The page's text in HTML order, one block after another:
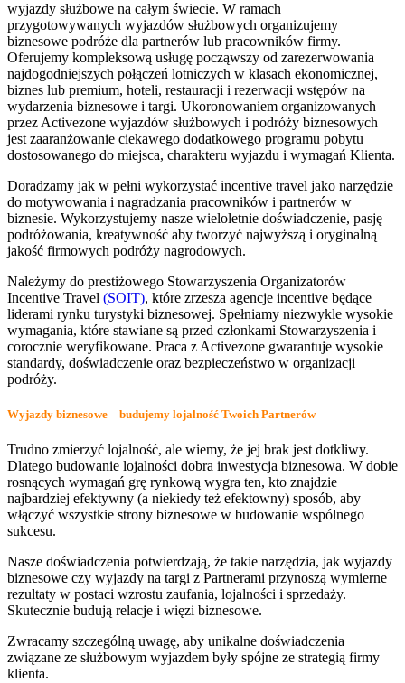
wyjazdy służbowe na całym świecie. W ramach
przygotowywanych wyjazdów służbowych organizujemy
biznesowe podróże dla partnerów lub pracowników firmy.
Oferujemy kompleksową usługę począwszy od zarezerwowania
najdogodniejszych połączeń lotniczych w klasach ekonomicznej,
biznes lub premium, hoteli, restauracji i rezerwacji wstępów na
wydarzenia biznesowe i targi. Ukoronowaniem organizowanych
przez Activezone wyjazdów służbowych i podróży biznesowych
jest zaaranżowanie ciekawego dodatkowego programu pobytu
dostosowanego do miejsca, charakteru wyjazdu i wymagań Klienta.
Doradzamy jak w pełni wykorzystać incentive travel jako narzędzie
do motywowania i nagradzania pracowników i partnerów w
biznesie. Wykorzystujemy nasze wieloletnie doświadczenie, pasję
podróżowania, kreatywność aby tworzyć najwyższą i oryginalną
jakość firmowych podróży nagrodowych.
Należymy do prestiżowego Stowarzyszenia Organizatorów
Incentive Travel (SOIT), które zrzesza agencje incentive będące
liderami rynku turystyki biznesowej. Spełniamy niezwykle wysokie
wymagania, które stawiane są przed członkami Stowarzyszenia i
corocznie weryfikowane. Praca z Activezone gwarantuje wysokie
standardy, doświadczenie oraz bezpieczeństwo w organizacji
podróży.
Wyjazdy biznesowe – budujemy lojalność Twoich Partnerów
Trudno zmierzyć lojalność, ale wiemy, że jej brak jest dotkliwy.
Dlatego budowanie lojalności dobra inwestycja biznesowa. W dobie
rosnących wymagań grę rynkową wygra ten, kto znajdzie
najbardziej efektywny (a niekiedy też efektowny) sposób, aby
włączyć wszystkie strony biznesowe w budowanie wspólnego
sukcesu.
Nasze doświadczenia potwierdzają, że takie narzędzia, jak wyjazdy
biznesowe czy wyjazdy na targi z Partnerami przynoszą wymierne
rezultaty w postaci wzrostu zaufania, lojalności i sprzedaży.
Skutecznie budują relacje i więzi biznesowe.
Zwracamy szczególną uwagę, aby unikalne doświadczenia
związane ze służbowym wyjazdem były spójne ze strategią firmy
klienta.